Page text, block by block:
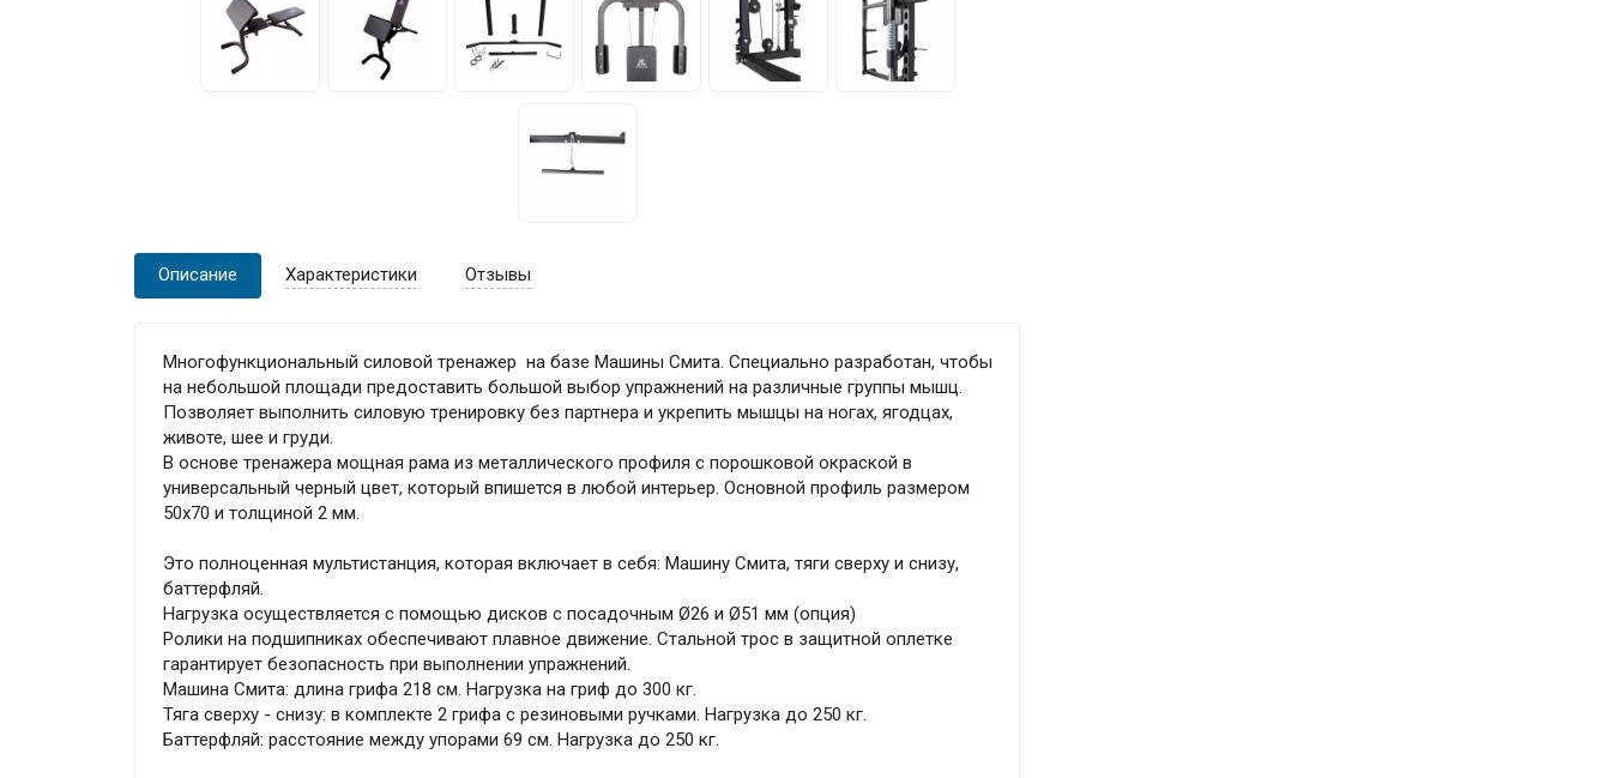
Описание Характеристики Отзывы
Многофункциональный силовой тренажер на базе Машины Смита. Специально разработан, чтобы
на небольшой площади предоставить большой выбор упражнений на различные группы мышц.
Позволяет выполнить силовую тренировку без партнера и укрепить мышцы на ногах, ягодцах,
животе, шее и груди.
В основе тренажера мощная рама из металлического профиля с порошковой окраской в
универсальный черный цвет, который впишется в любой интерьер. Основной профиль размером
50х70 и толщиной 2 мм.
Это полноценная мультистанция, которая включает в себя: Машину Смита, тяги сверху и снизу,
баттерфляй.
Нагрузка осуществляется с помощью дисков с посадочным Ø26 и Ø51 мм (опция)
Ролики на подшипниках обеспечивают плавное движение. Стальной трос в защитной оплетке
гарантирует безопасность при выполнении упражнений.
Машина Смита: длина грифа 218 см. Нагрузка на гриф до 300 кг.
Тяга сверху - снизу: в комплекте 2 грифа с резиновыми ручками. Нагрузка до 250 кг.
Баттерфляй: расстояние между упорами 69 см. Нагрузка до 250 кг.